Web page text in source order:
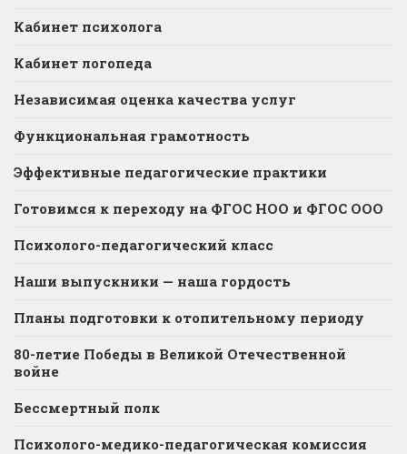
Кабинет психолога
Кабинет логопеда
Независимая оценка качества услуг
Функциональная грамотность
Эффективные педагогические практики
Готовимся к переходу на ФГОС НОО и ФГОС ООО
Психолого-педагогический класс
Наши выпускники — наша гордость
Планы подготовки к отопительному периоду
80-летие Победы в Великой Отечественной
войне
Бессмертный полк
Психолого-медико-педагогическая комиссия